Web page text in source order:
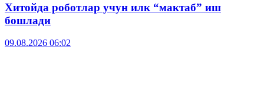
Хитойда роботлар учун илк “мактаб” иш
бошлади
09.08.2026 06:02